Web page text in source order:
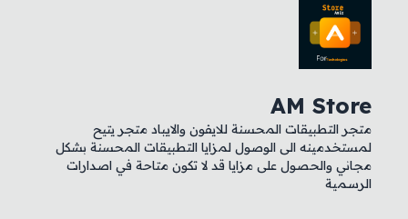
AM Store
متجر التطبيقات المحسنة للايفون والايباد متجر يتيح
لمستخدمينه الى الوصول لمزايا التطبيقات المحسنة بشكل
مجاني والحصول على مزايا قد لا تكون متاحة في اصدارات
الرسمية